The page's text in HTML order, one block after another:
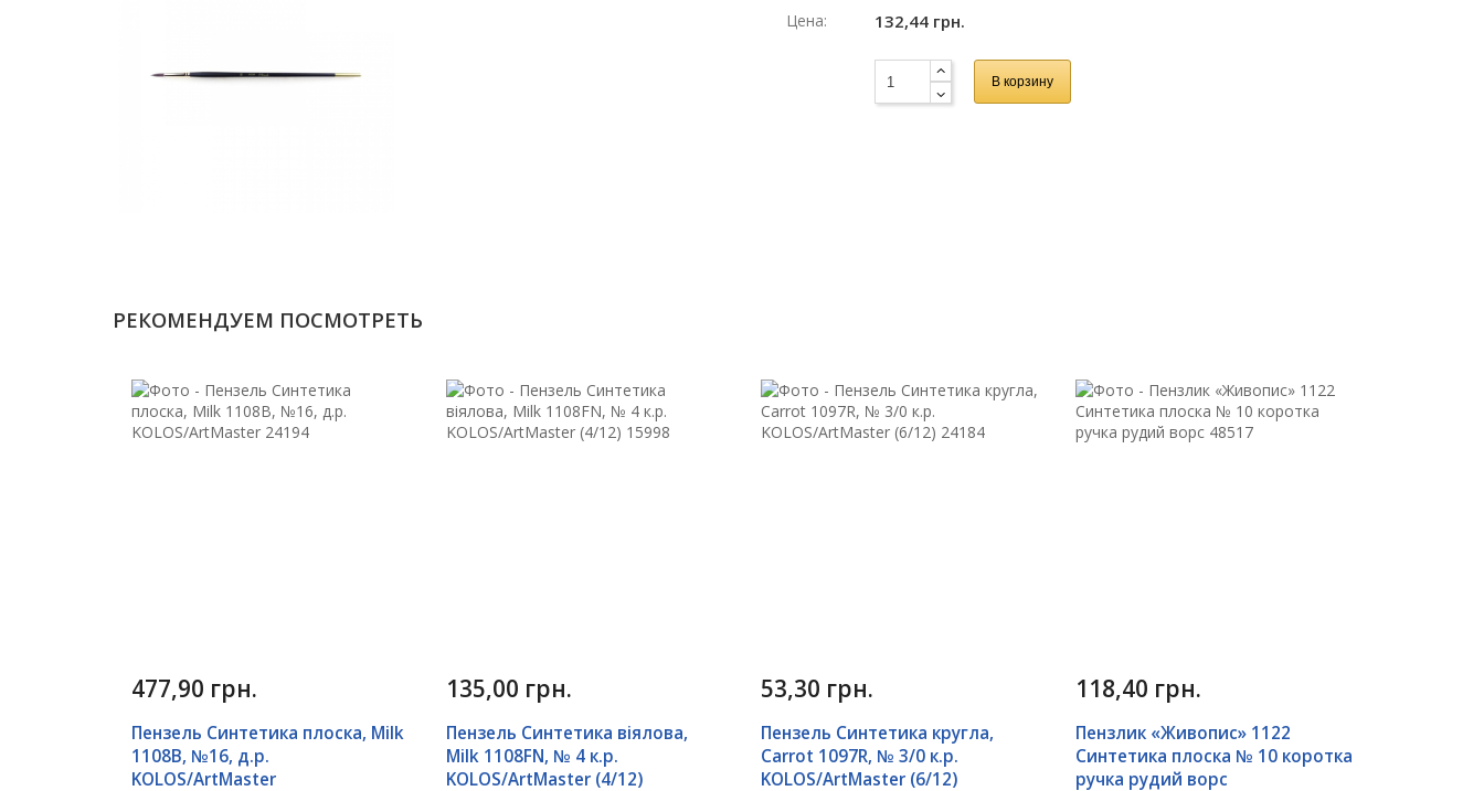
Цена:
132,44 грн.
В корзину
РЕКОМЕНДУЕМ ПОСМОТРЕТЬ
477,90 грн.
Пензель Синтетика плоска, Milk
1108B, №16, д.р.
KOLOS/ArtMaster
135,00 грн.
Пензель Синтетика віялова,
Milk 1108FN, № 4 к.р.
KOLOS/ArtMaster (4/12)
53,30 грн.
Пензель Синтетика кругла,
Carrot 1097R, № 3/0 к.р.
KOLOS/ArtMaster (6/12)
118,40 грн.
Пензлик «Живопис» 1122
Синтетика плоска № 10 коротка
ручка рудий ворс